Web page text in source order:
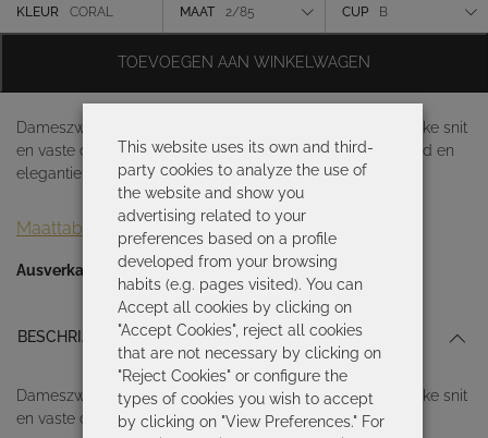
was:
is:
Kleur
KLEUR CORAL MAAT 2/85 CUP B
Dameszwempak met middelwijd uitlopende taille, klassieke snit
en vaste cup. Ideaal om het figuur te verbeteren De frisheid en
elegantie
Maattabel
Ausverkauft
TOEVOEGEN AAN WINKELWAGEN
BESCHRIJVING
Dameszwempak met middelwijd uitlopende taille, klassieke snit
en vaste cup. Ideaal om het figuur te verbeteren
This website uses its own and third-
party cookies to analyze the use of
the website and show you
advertising related to your
preferences based on a profile
developed from your browsing
habits (e.g. pages visited). You can
Accept all cookies by clicking on
"Accept Cookies", reject all cookies
that are not necessary by clicking on
"Reject Cookies" or configure the
types of cookies you wish to accept
by clicking on "View Preferences." For